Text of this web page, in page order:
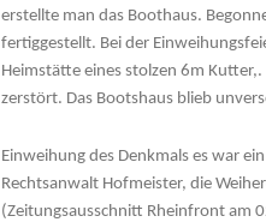
erstellte man das Boothaus.
fertiggestellt. Bei der
Heimstätte eines stolzen 6m
zerstört. Das Bootshaus blieb
Einweihung des Denkmals es war
Rechtsanwalt Hofmeister, die
(Zeitungsausschnitt Rheinfront am